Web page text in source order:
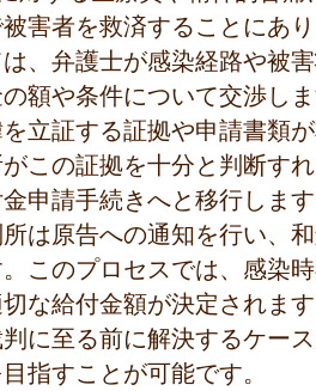
被害者を救済することに
、弁護士が感染経路や被
額や条件について交渉し
立証する証拠や申請書類
この証拠を十分と判断す
金申請手続きへと移行し
は原告への通知を行い、
このプロセスでは、感染
な給付金額が決定されま
に至る前に解決するケー
指すことが可能です。